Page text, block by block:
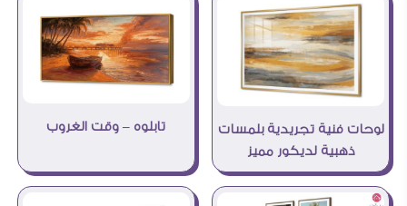
لوحات فنية تجريدية بلمسات
ذهبية لديكور مميز
تابلوه – وقت الغروب